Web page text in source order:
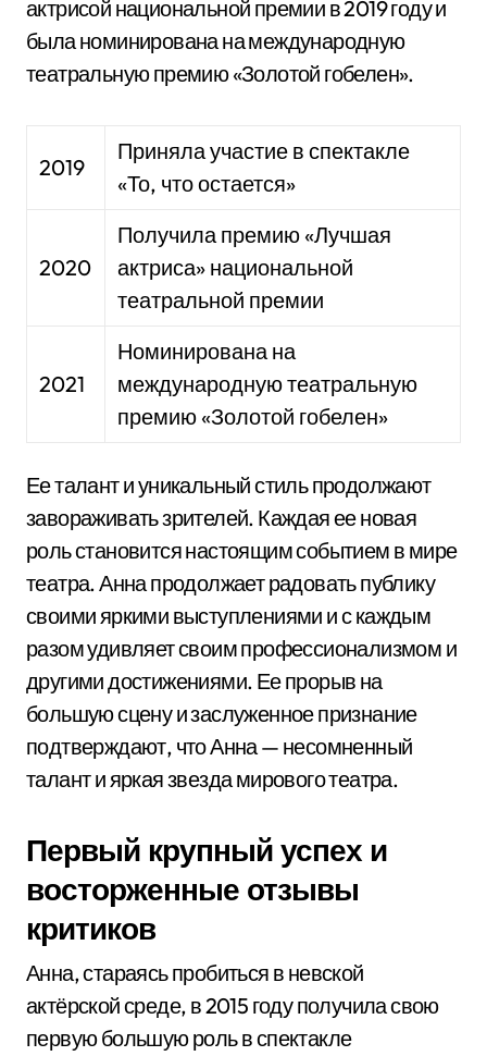
актрисой национальной премии в 2019 году и
была номинирована на международную
театральную премию «Золотой гобелен».
2019
Приняла участие в спектакле
«То, что остается»
2020
Получила премию «Лучшая
актриса» национальной
театральной премии
2021
Номинирована на
международную театральную
премию «Золотой гобелен»
Ее талант и уникальный стиль продолжают
завораживать зрителей. Каждая ее новая
роль становится настоящим событием в мире
театра. Анна продолжает радовать публику
своими яркими выступлениями и с каждым
разом удивляет своим профессионализмом и
другими достижениями. Ее прорыв на
большую сцену и заслуженное признание
подтверждают, что Анна — несомненный
талант и яркая звезда мирового театра.
Первый крупный успех и
восторженные отзывы
критиков
Анна, стараясь пробиться в невской
актёрской среде, в 2015 году получила свою
первую большую роль в спектакле